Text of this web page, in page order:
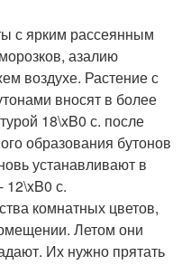
с ярким рассеянным
азалию
воздухе. Растение с
вносят в более
18\xB0 с. после
образования бутонов
устанавливают в
12\xB0 с.
комнатных цветов,
Летом они
Их нужно прятать